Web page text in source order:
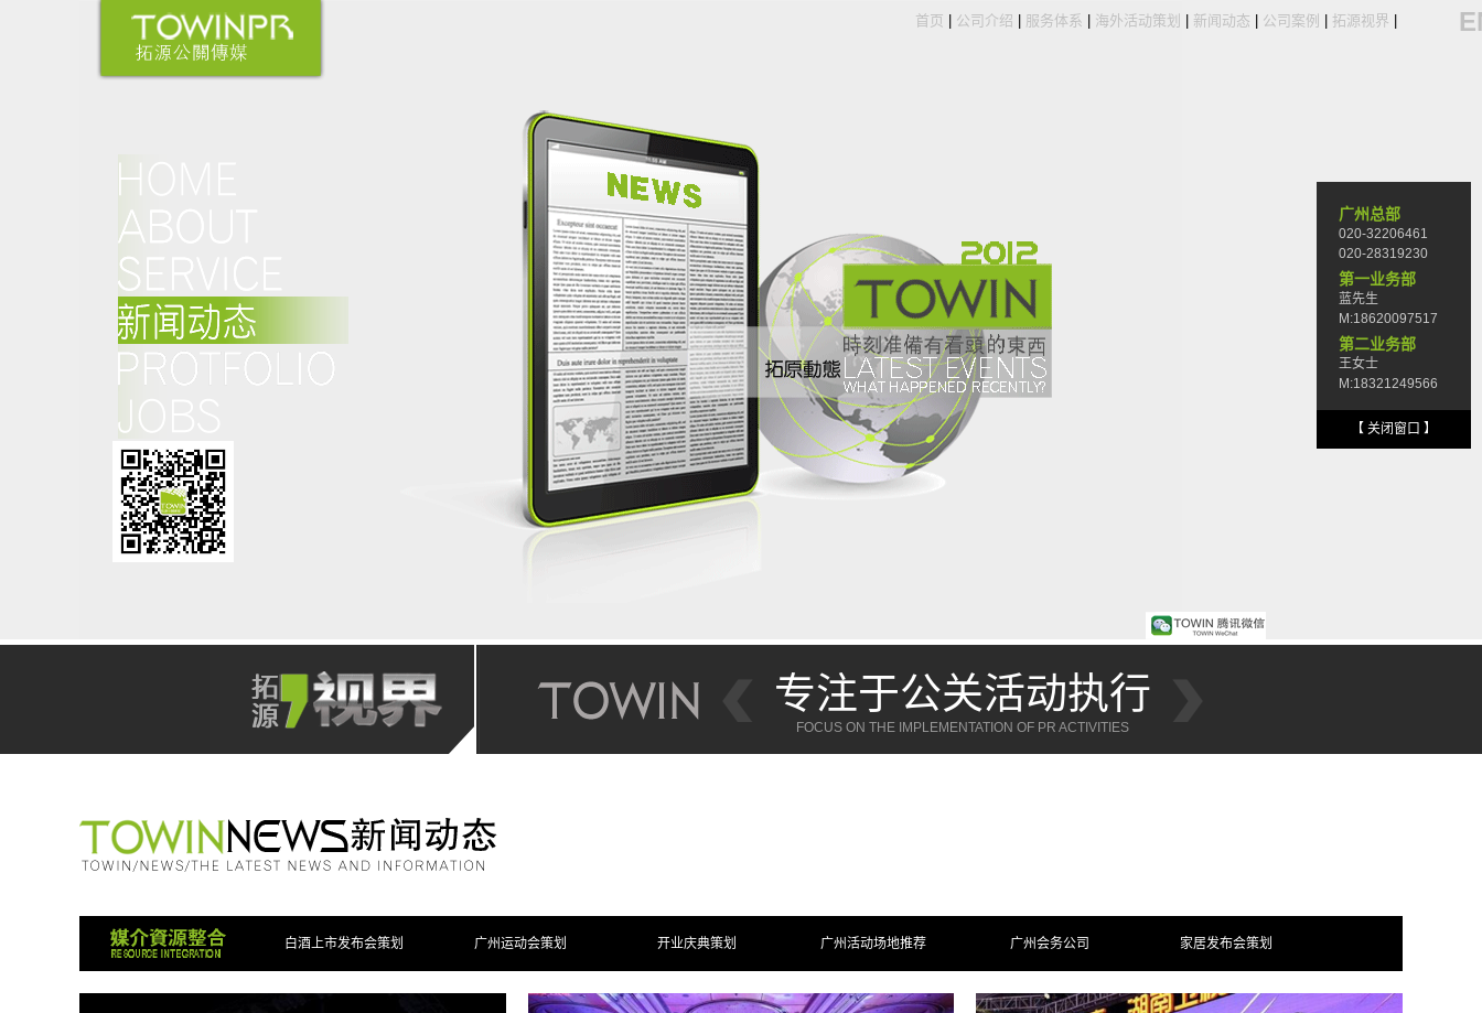
媒介资源整合 首页 公司介绍 服务体系 海外活动策划 新闻动态 公司案例 拓源视界
开创活动营销新概念
CREATE NEW CONCEPT OF MARKETING ACTIVITIES
FOCUS ON PUBLIC RELATIONS ACTIVITIES EXECUTION
专注于公关活动执行
FOCUS ON THE IMPLEMENTATION OF PR ACTIVITIES
白酒上市发布会策划 广州运动会策划 开业庆典策划 广州活动场地推荐 广州会务公司 家居发布会策划
广州总部
020-32206461
020-28319230
第一业务部
蓝先生
M:18620097517
第二业务部
王女士
M:18321249566
【 关闭窗口 】